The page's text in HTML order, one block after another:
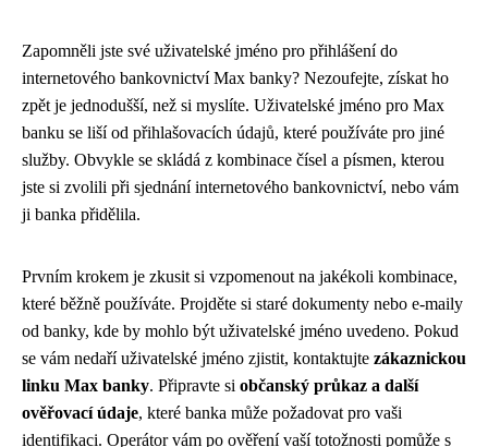
Zapomněli jste své uživatelské jméno pro přihlášení do
internetového bankovnictví Max banky? Nezoufejte, získat ho
zpět je jednodušší, než si myslíte. Uživatelské jméno pro Max
banku se liší od přihlašovacích údajů, které používáte pro jiné
služby. Obvykle se skládá z kombinace čísel a písmen, kterou
jste si zvolili při sjednání internetového bankovnictví, nebo vám
ji banka přidělila.
Prvním krokem je zkusit si vzpomenout na jakékoli kombinace,
které běžně používáte. Projděte si staré dokumenty nebo e-maily
od banky, kde by mohlo být uživatelské jméno uvedeno. Pokud
se vám nedaří uživatelské jméno zjistit, kontaktujte zákaznickou
linku Max banky. Připravte si občanský průkaz a další
ověřovací údaje, které banka může požadovat pro vaši
identifikaci. Operátor vám po ověření vaší totožnosti pomůže s